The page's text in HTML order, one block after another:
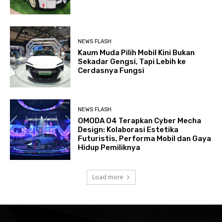
NEWS FLASH
Kaum Muda Pilih Mobil Kini Bukan
Sekadar Gengsi, Tapi Lebih ke
Cerdasnya Fungsi
NEWS FLASH
OMODA O4 Terapkan Cyber Mecha
Design: Kolaborasi Estetika
Futuristis, Performa Mobil dan Gaya
Hidup Pemiliknya
Load more